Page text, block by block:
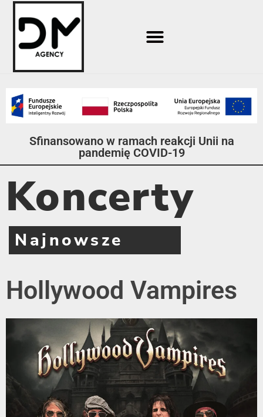
Sfinansowano w ramach reakcji Unii na
pandemię COVID-19
Koncerty
Najnowsze
Hollywood Vampires